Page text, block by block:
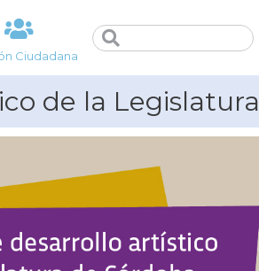
Ciudadana
de la Legislatura